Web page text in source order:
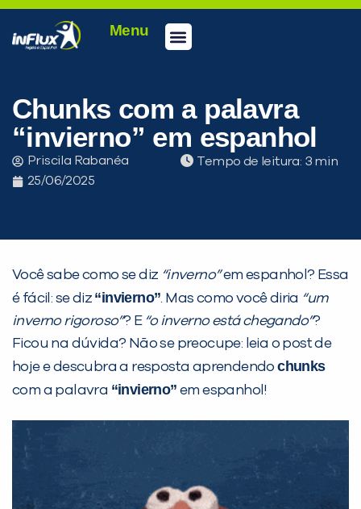
Menu
Chunks com a palavra
“invierno” em espanhol
Priscila Rabanéa
25/06/2025
Tempo de leitura:
Você sabe como se diz “inverno”em espanhol? Essa
é fácil: se diz “invierno”. Mas como você diria “um
inverno rigoroso”? E “o inverno está chegando”?
Ficou na dúvida? Não se preocupe: leia o post de
hoje e descubra a resposta aprendendochunks
com a palavra “invierno” em espanhol!